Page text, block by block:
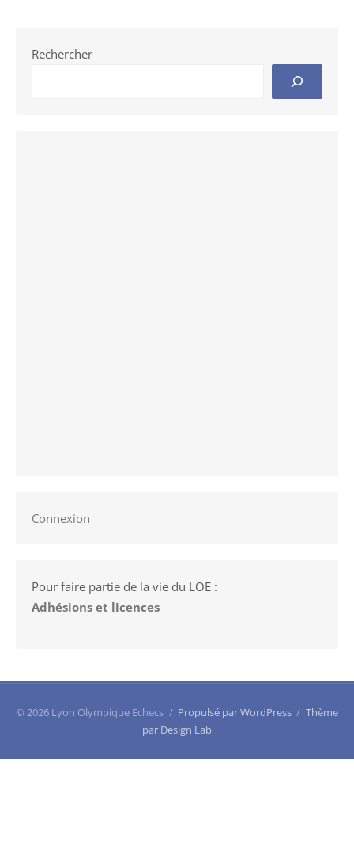
Rechercher
Connexion
Pour faire partie de la vie du LOE :
Adhésions et licences
© 2026 Lyon Olympique Echecs / Propulsé par WordPress / Thème
par Design Lab